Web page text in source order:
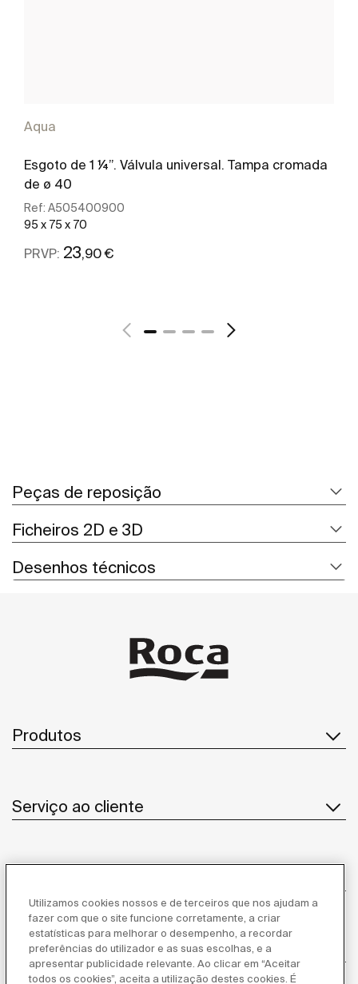
Aqua
Esgoto de 1 ¼”. Válvula universal. Tampa cromada
de ø 40
Ref: A505400900
95 x 75 x 70
PRVP: 23,90 €
Peças de reposição
Ficheiros 2D e 3D
Desenhos técnicos
Produtos
Serviço ao cliente
Inspiração
Utilizamos cookies nossos e de terceiros que nos ajudam a
fazer com que o site funcione corretamente, a criar
estatísticas para melhorar o desempenho, a recordar
preferências do utilizador e as suas escolhas, e a
apresentar publicidade relevante. Ao clicar em “Aceitar
todos os cookies”, aceita a utilização destes cookies. É